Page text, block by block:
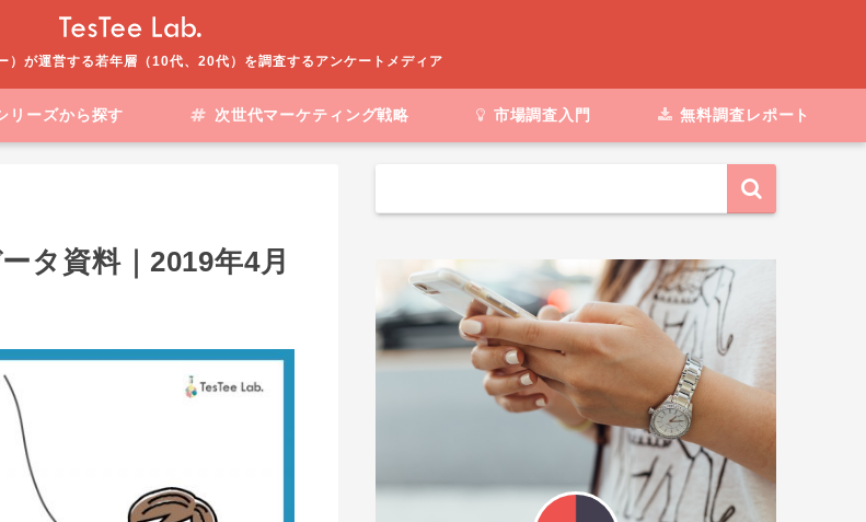
）が運営する若年層（10代、20代）を調査するアンケートメディア
リーズから探す 次世代マーケティング戦略 市場調査入門 無料調査レポート
タ資料｜2019年4月